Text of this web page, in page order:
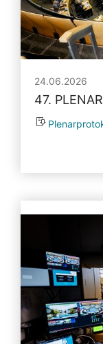
24.06.2026
47.